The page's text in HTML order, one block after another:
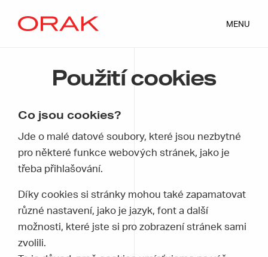
MENU
Použití cookies
Co jsou cookies?
Jde o malé datové soubory, které jsou nezbytné
pro některé funkce webových stránek, jako je
třeba přihlašování.
Díky cookies si stránky mohou také zapamatovat
různé nastavení, jako je jazyk, font a další
možnosti, které jste si pro zobrazení stránek sami
zvolili.